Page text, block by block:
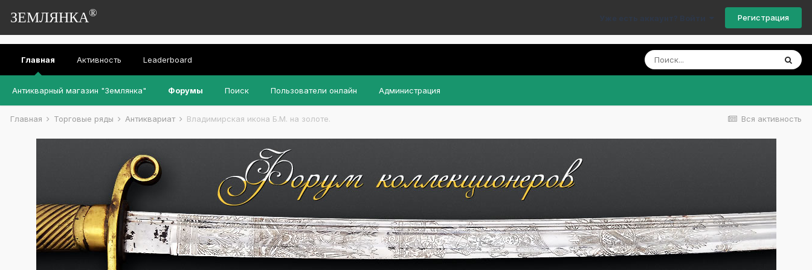
ЗЕМЛЯНКА® Уже есть аккаунт? Войти Регистрация
Главная
Антикварный магазин "Землянка" Форумы Поиск Пользователи онлайн Администрация
Активность Leaderboard
Вся активность
Главная Торговые ряды Антиквариат Владимирская икона Б.М. на золоте.